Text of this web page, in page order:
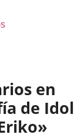
en
de Idol